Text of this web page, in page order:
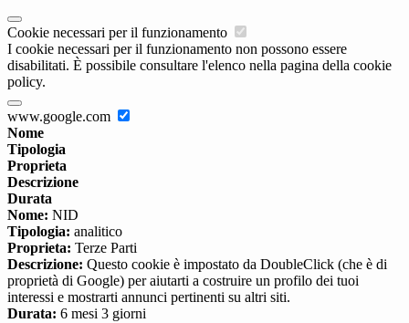
Cookie necessari per il funzionamento
I cookie necessari per il funzionamento non possono essere
disabilitati. È possibile consultare l'elenco nella pagina della cookie
policy.
www.google.com
Nome
Tipologia
Proprieta
Descrizione
Durata
Nome: NID
Tipologia: analitico
Proprieta: Terze Parti
Descrizione: Questo cookie è impostato da DoubleClick (che è di
proprietà di Google) per aiutarti a costruire un profilo dei tuoi
interessi e mostrarti annunci pertinenti su altri siti.
Durata: 6 mesi 3 giorni